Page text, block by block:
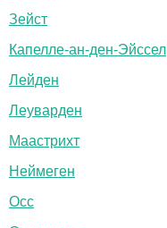
Зейст
Капелле-ан-ден-Эйссел
Лейден
Леуварден
Маастрихт
Неймеген
Осс